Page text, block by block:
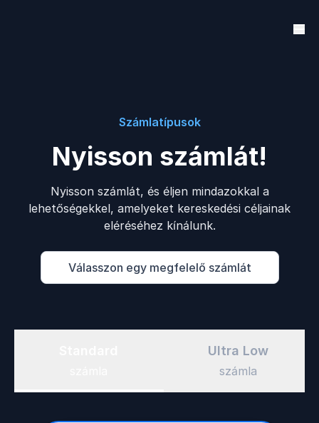
Számlatípusok
Nyisson számlát!
Nyisson számlát, és éljen mindazokkal a
lehetőségekkel, amelyeket kereskedési céljainak
eléréséhez kínálunk.
Válasszon egy megfelelő számlát
Ultra Low
számla